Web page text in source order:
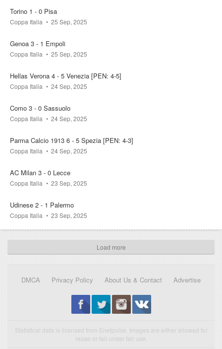
Torino 1 - 0 Pisa
Coppa Italia 25 Sep, 2025
Genoa 3 - 1 Empoli
Coppa Italia 25 Sep, 2025
Hellas Verona 4 - 5 Venezia [PEN: 4-5]
Coppa Italia 24 Sep, 2025
Como 3 - 0 Sassuolo
Coppa Italia 24 Sep, 2025
Parma Calcio 1913 6 - 5 Spezia [PEN: 4-3]
Coppa Italia 24 Sep, 2025
AC Milan 3 - 0 Lecce
Coppa Italia 23 Sep, 2025
Udinese 2 - 1 Palermo
Coppa Italia 23 Sep, 2025
Load more
DMCA Privacy Policy About Us & Contact Advertise
Statistical data is licensed from Enetpulse. Images are either allowed for
reuse or fall under fair use.